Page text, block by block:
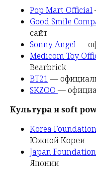
Pop Mart Official
Good Smile
сайт
Sonny Angel—
Medicom Toy
Bearbrick
BT21 —
SKZOO —
Культура и soft
Korea Foundation
Южной Кореи
Japan Foundation
Японии